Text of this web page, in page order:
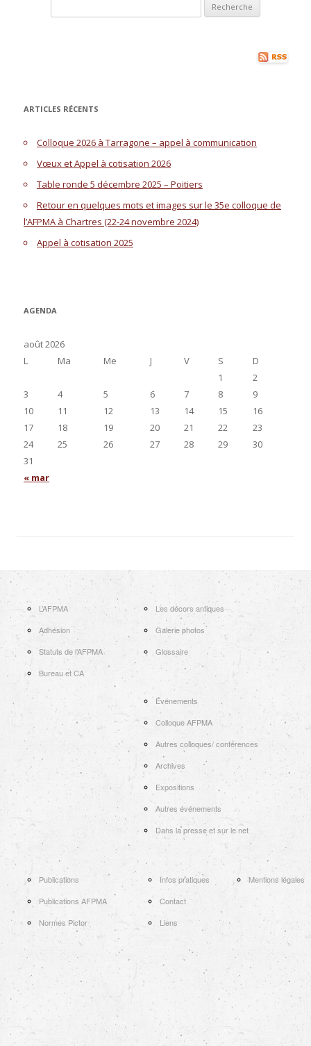
ARTICLES RÉCENTS
Colloque 2026 à Tarragone – appel à communication
Vœux et Appel à cotisation 2026
Table ronde 5 décembre 2025 – Poitiers
Retour en quelques mots et images sur le 35e colloque de
l’AFPMA à Chartres (22-24 novembre 2024)
Appel à cotisation 2025
AGENDA
août 2026
L
Ma Me J V S D
« mar
1
2
3
4 5 6 7 8
9
10
11 12 13 14 15
16
17
18 19 20 21 22
23
24
25 26 27 28 29
30
31
L’AFPMA
Adhésion
Statuts de l’AFPMA
Bureau et CA
Les décors antiques
Galerie photos
Glossaire
Événements
Colloque AFPMA
Autres colloques/ conférences
Archives
Expositions
Autres événements
Dans la presse et sur le net
Publications
Publications AFPMA
Normes Pictor
Infos pratiques
Contact
Liens
Mentions légales